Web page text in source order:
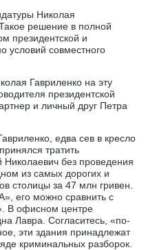
Николая
решение в полной
президентской и
условий совместного
Гавриленко на эту
президентской
и личный друг Петра
едва сев в кресло
тратить
Николаевич без проведения
из самых дорогих и
столицы за 47 млн гривен.
его можно сравнить с
В офисном центре
Лавра. Согласитесь, «по-
эти здания принадлежат
криминальных разборок.